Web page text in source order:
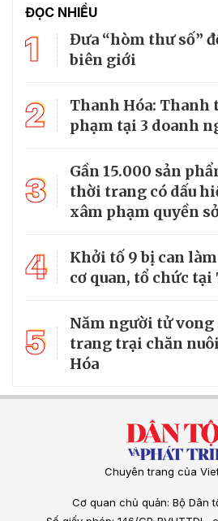
ĐỌC NHIỀU
1
Đưa “hòm thư số”
biên giới
2
Thanh Hóa: Thanh
phạm tại 3 doanh
3
Gần 15.000 sản
thời trang có dấu
xâm phạm quyền
4
Khởi tố 9 bị can
cơ quan, tổ chức tại
5
Năm người tử vong
trang trại chăn
Hóa
Chuyên trang của
Cơ quan chủ quản: Bộ Dân